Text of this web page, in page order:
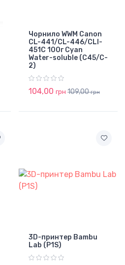
Чорнило WWM Canon
CL-441/CL-446/CLI-
451C 100г Cyan
Water-soluble (C45/C-
2)
104,00 грн 109,00грн
3D-принтер Bambu
Lab (P1S)